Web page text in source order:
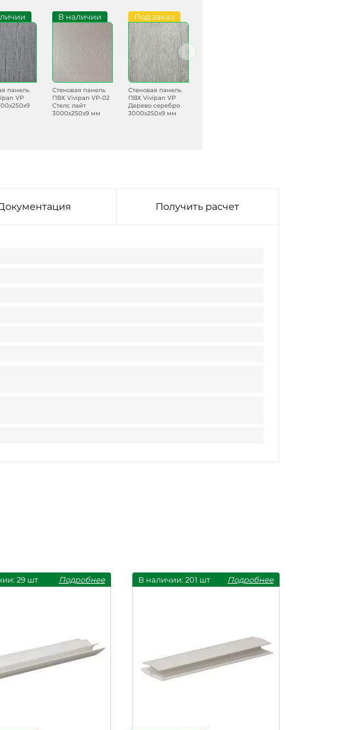
панель
VP
В наличии
Стеновая панель
ПВХ Vivipan VP-02
Стелс лайт
3000х250х9 мм
Под заказ
Стеновая панель
ПВХ Vivipan VP
Дерево серебро
3000х250х9 мм
Получить расчет
29 шт Подробнее В наличии: 201 шт Подробнее